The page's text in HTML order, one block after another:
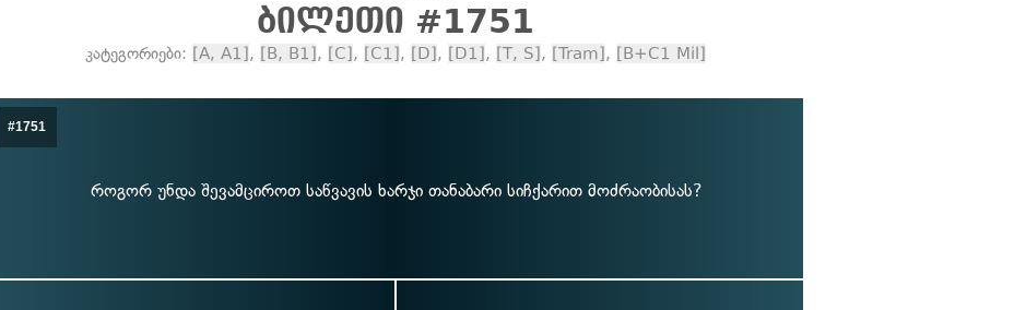
ბილეთი #1751
კატეგორიები: [A, A1], [B, B1], [C], [C1], [D], [D1], [T, S], [Tram], [B+C1 Mil]
#1751
როგორ უნდა შევამციროთ საწვავის ხარჯი თანაბარი სიჩქარით მოძრაობისას?